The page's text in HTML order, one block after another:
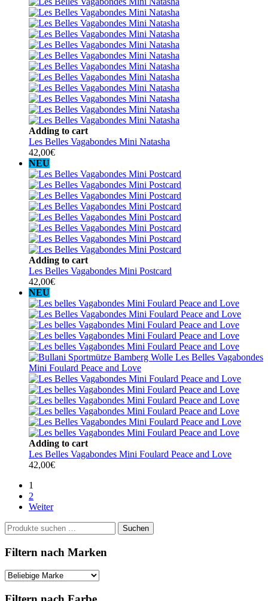
Adding to cart
Les Belles Vagabondes Mini Natasha
42,00€
NEU
Adding to cart
Les Belles Vagabondes Mini Postcard
42,00€
NEU
Adding to cart
Les Belles Vagabondes Mini Foulard Peace and Love
42,00€
1
2
Weiter
Suchen
nach:
Suchen
Filtern nach Marken